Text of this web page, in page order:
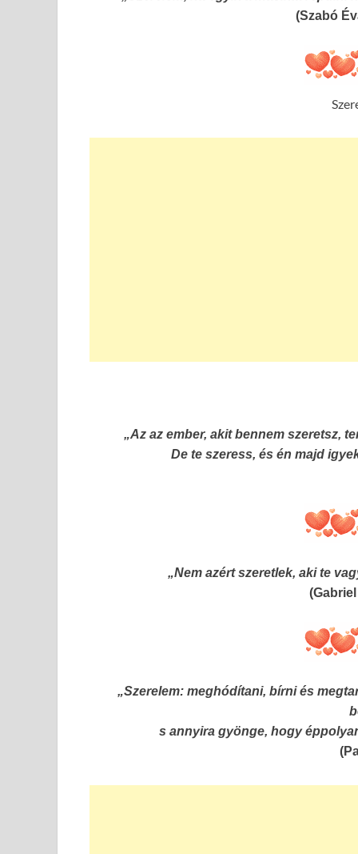
(Szabó
„Az az ember, akit bennem szeretsz,
De te szeress, és én majd
„Nem azért szeretlek, aki te
„Szerelem: meghódítani, bírni és
s annyira gyönge, hogy